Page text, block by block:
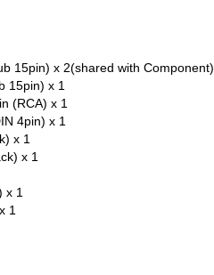
15pin) x 2(shared with Component)
15pin) x 1
(RCA) x 1
4pin) x 1
x 1
x 1
x 1
1